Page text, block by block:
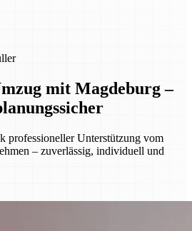
mit Magdeburg –
professioneller Unterstützung vom
– zuverlässig, individuell und